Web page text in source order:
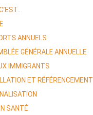
ANNUELS
GÉNÉRALE ANNUELLE
IMMIGRANTS
ET RÉFÉRENCEMENT
SANTÉ